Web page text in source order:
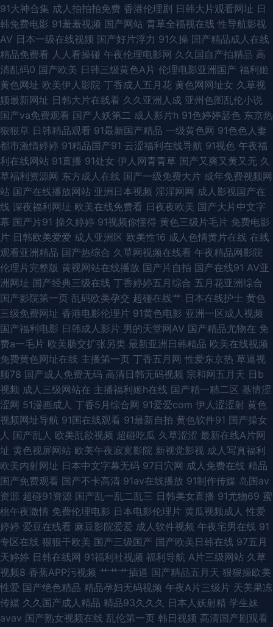
频 伊人久久精品在线 三ji片区电影 久操操视频网 依人青青草 美女被草 人人
视频网页 99青娱乐在线观看 日本美女人人干日日操 一级伦理片 日本欧美韩
国 超碰人人艹人 五月婷婷人妻激喷 日本搞B综合网 在线播放免费 日本美眉
屁眼 九色Pron国产成人蝌蚪 大香蕉肏屄 91桃色污无 日韩精品午夜0 97福利
资源网 五月天妹妹 美女91网站 91网红一区 人人美人人操 a十八在线入口网
站免费 51自拍色图 五月婷婷免费色网 日本私人影院久久婷婷 A级全黄中文
福利网 午夜WWWW 久久涩91 97福利网 色色综合网 韩国日韩中文字幕A片
国产久久av 99草精品视频 亚洲片在线观看 琪琪布电影网 成人精品欧美久久
中文字幕23 人妻超碰碰人妻 福利社欧美日韩18禁 东莞黄色软件大全做爱 影
音先锋久久资源 91影视午夜影院 大香蕉肏屄丁香 伊人东京热大香蕉 五月天
无码成人综合 撸撸撸AV片 电影免费观看电影大全在线观看2024免费版 日韩
无码福利导航 人妻100p 超碰人妻爽 天天射天天撸 久婷婷人人操 91资源视
频 开心婷婷激情色九月 免费影院官网 狠狠撸狠狠超 天天干女人网 日韩国产
在线 黄片仓库 91社区亚洲黑丝白虎麻豆 国产11页 91伊人久久 视频91 亚洲
vt在线日韩 熟女91色 国产成人123 porn自拍视频 97资源站丝袜 国产福利
91a 91社区论坛 台湾成人dvd 人人妻人人爱人人鲁 97超碰Porn 91福利论坛
少妇与公驴交 人人爽人人射 国产网红av在线一区 91视频网址 深夜在线视频
麻豆入口 超碰人妻热热 宅男福利吧 先锋人妻av 五月婷在线观看 日本片网址
东京热大轮奸 亚洲天堂人妻 97超碰人人上 午夜老熟比爱爱在线 日本高清肏
屄网 高清成人桃色网 亚洲在线 欧美大香蕉操久久 豆花传媒网站 在线观看电
91大神合集 成人拍拍拍免费 香港伦理剧 日韩大片观看网址 日
韩免费电影 91羞羞视频 国产网站 青草全福视在线 性导航影视
AV 日本一级在线视频 国产好片浮力 91久操 国产精品成人在线
精品免费看 人人看操碰 午夜伦理电影网 久久国自产拍精品 高
清乱码0 国产欧美 日韩三级黄色A片 伦理电影亚洲国产 福利姬
黄色网址 欧美伊人影院 丁香成人五月花 黄色网网址女 久草视
频最新网址 日韩大片在线看 久久亚洲人成 亚州色图乱伦小说
国产va免费观看 国产人妖第二 成人影片h 91色婷婷瑟色 东京热
狠狠草 日韩精品观看 91最新国产精品 一级黄色网 91色色人妻
都市激情婷婷 91精品国产91 云涩福利在线导航 91视色 午夜福
利在线网站 91直播 91处女 伊人网青青草 国产又爽又黄又无 久
草福利资源网 东方成人在线 国产一级免费大片 成年免费视频网
站 国产在线播放网站 亚洲日本视频 淫淫网网 成人影视国产在
线 深夜福利网址 欧美在线免费看 日夜夜欧美 国产大片中文字
幕 国产片91 操久婷婷 91视频你懂得 黄色三级片毛片 免费电影
片 日韩欧美爱爱 成人亚洲区 欧美性16 成人色情黄片在线 在线
观看亚洲精品 国产热综合 久草网视频在线看 午夜精品网影院
伦理片完整版 黄视网站在线播放 国产片自拍 国产在线91 AV亚
洲网址 国产经典三级在线 丁香婷婷五月综合 五月花亚洲综合
国产影院第一页 乱码欧美孕交 超碰在线艹 日本在线护士 黄色
三级免费网址 香港电影伦理片 91黄色电影 亚洲一区成人视频
国产福利电影 日韩成人影片 男的天堂网AV 国产精品尤物在 免
费a一毛片 欧美肠交扩张另类 最新亚洲日韩精品 欧美在线视频
免费黄色网址在线 主播第一页 丁香五月网 性爱东京热 草逼视
频78 国产成人免费无码 高清日韩无码视频 宗和网五月天 日b
视频 成人三级网站在 主播福利姬h在线 国产精一精二区 基情涩
涩网 51漫画成人 丁香5月综合网 91爱爱com 伊人涩涩射 黄色
视频网址导航 91国在线观看 91最新自拍 黄色软件91 国产操女
人 国产乱人 欧美乱欲视频 超碰吃瓜 久草涩涩 最新在线A片网
址 黄色视屏网站 欧美午夜寂寞影院 新视觉影视 成人写真福利
欧美内射网址 日本中文字幕无码 97日穴网 成人免费在线 精品
国产免费观看 国产不卡高清 91av在线播放 91制作传媒 岛国av
资源 超碰91资源 国产乱一乱二乱三 日韩美女直播 91尤物69 蜜
桃午夜激情 免费伦理电影 日本电影伦理片 黄瓜视频成人 性爱
婷婷 爱豆在线看 麻豆影院爱爱 成人软件视频 午夜宅男在线 91
专区在线 狠狠干欧美 国产三级国产 国产欧美日韩在线 97五月
天婷婷 日韩在线网 91福利社视频 福利导航 A片三级网站 久草
视频8 香蕉APP污视频 艹艹艹插逼 国产精品五月天 狠狠操欧美
性爱 国产绝色精品 精品孕妇无码视频 午夜A片三级片 天美果冻
传媒 久久国产成人精品 精品93久久久 日本人妖射精 学生妹
avav 国产熟女视频在线 乱伦第一页 韩日视频 高清国产剧观看